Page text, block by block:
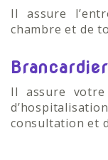
Il assure
chambre et de
Brancardier
Il assure
consultation et